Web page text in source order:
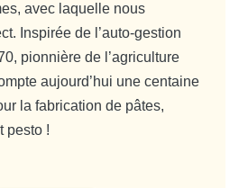
avec laquelle nous
Inspirée de l’auto-gestion
pionnière de l’agriculture
aujourd’hui une centaine
la fabrication de pâtes,
pesto !